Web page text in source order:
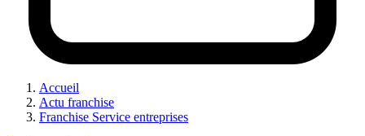
Accueil
Actu franchise
Franchise Service entreprises